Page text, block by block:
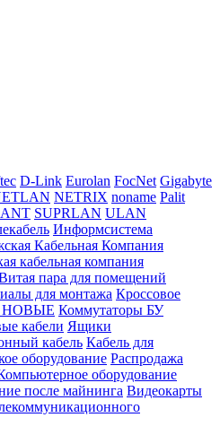
D-Link Eurolan FocNet Gigabyte
NETRIX noname Palit
SUPRLAN ULAN
Информсистема
Кабельная Компания
кабельная компания
пара для помещений
для монтажа Кроссовое
НОВЫЕ Коммутаторы БУ
кабели Ящики
кабель Кабель для
оборудование Распродажа
оборудование
после майнинга Видеокарты